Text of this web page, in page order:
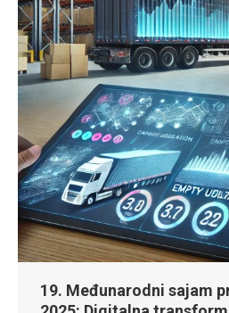
19. Međunarodni sajam